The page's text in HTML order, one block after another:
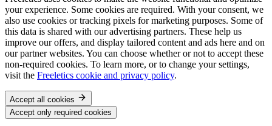
your experience. Some cookies are required. With your consent, we
also use cookies or tracking pixels for marketing purposes. Some of
this data is shared with our advertising partners. These help us
improve our offers, and display tailored content and ads here and on
our partner websites. You can choose whether or not to accept these
non-required cookies. To learn more, or to change your settings,
visit the Freeletics cookie and privacy policy.
Accept all cookies
Accept only required cookies